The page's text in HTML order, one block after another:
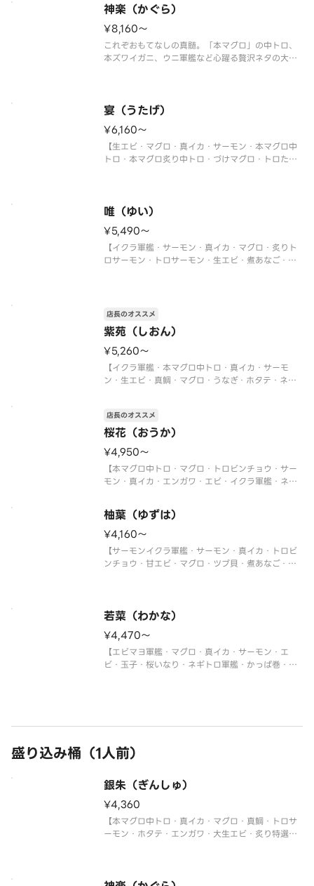
神楽（かぐら）
¥8,160〜
これぞおもてなしの真髄。「本マグロ」の中トロ、
本ズワイガニ、ウニ軍艦など心躍る贅沢ネタの大集
軍艦・イクラ軍艦・切玉子】
※写真は5人前です。
宴（うたげ）
¥6,160〜
【生エビ・マグロ・真イカ・サーモン・本マグロ中
トロ・本マグロ炙り中トロ・づけマグロ・トロたく
唯（ゆい）
¥5,490〜
【イクラ軍艦・サーモン・真イカ・マグロ・炙りト
ロサーモン・トロサーモン・生エビ・煮あなご・炙
紫苑（しおん）
店長のオススメ
¥5,260〜
【イクラ軍艦・本マグロ中トロ・真イカ・サーモ
ン・生エビ・真鯛・マグロ・うなぎ・ホタテ・ネギ
※写真は5人前です。
桜花（おうか）
店長のオススメ
¥4,950〜
【本マグロ中トロ・マグロ・トロビンチョウ・サー
モン・真イカ・エンガワ・エビ・イクラ軍艦・ネギ
〈本マグロ中トロ使用〉
※写真は5人前です。
柚葉（ゆずは）
¥4,160〜
【サーモンイクラ軍艦・サーモン・真イカ・トロビ
ンチョウ・甘エビ・マグロ・ツブ貝・煮あなご・ネ
若菜（わかな）
¥4,470〜
【エビマヨ軍艦・マグロ・真イカ・サーモン・エ
ビ・玉子・桜いなり・ネギトロ軍艦・かっぱ巻・鉄
盛り込み桶（1人前）
銀朱（ぎんしゅ）
¥4,360
【本マグロ中トロ・真イカ・マグロ・真鯛・トロサ
ーモン・ホタテ・エンガワ・大生エビ・炙り特選大